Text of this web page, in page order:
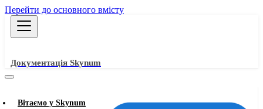
Перейти до основного вмісту
Документація Skynum
Вітаємо у Skynum